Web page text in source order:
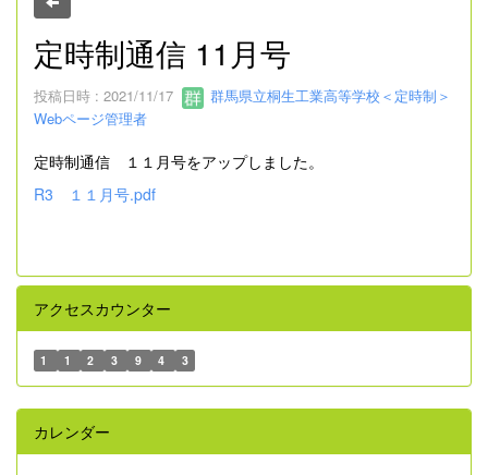
定時制通信 11月号
投稿日時 : 2021/11/17
群馬県立桐生工業高等学校＜定時制＞
Webページ管理者
定時制通信 １１月号をアップしました。
R3 １１月号.pdf
アクセスカウンター
1 1 2 3 9 4 3
カレンダー